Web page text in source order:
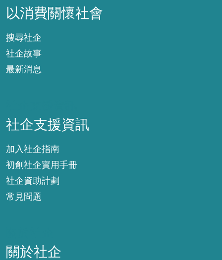
以消費關懷社會
搜尋社企
社企故事
最新消息
社企支援資訊
加入社企指南
初創社企實用手冊
社企資助計劃
常見問題
關於社企